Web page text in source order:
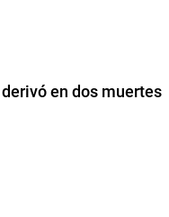
en dos muertes